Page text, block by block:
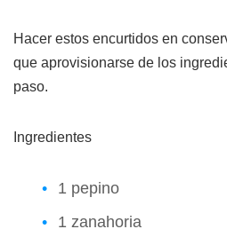
Hacer estos encurtidos en
que aprovisionarse de los
paso.
Ingredientes
1 pepino
1 zanahoria